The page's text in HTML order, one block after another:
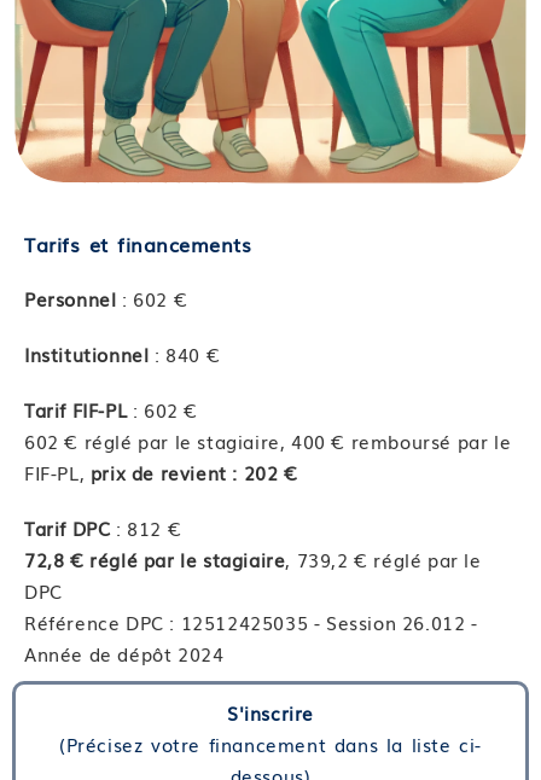
Tarifs et financements
Personnel : 602 €
Institutionnel : 840 €
Tarif FIF-PL: 602 €
602 € réglé par le stagiaire, 400 € remboursé par le
FIF-PL, prix de revient : 202 €
Tarif DPC: 812 €
72,8 € réglé par le stagiaire, 739,2 € réglé par le
DPC
Référence DPC : 12512425035 - Session 26.012 -
Année de dépôt 2024
S'inscrire
(Précisez votre financement dans la liste ci-
dessous)